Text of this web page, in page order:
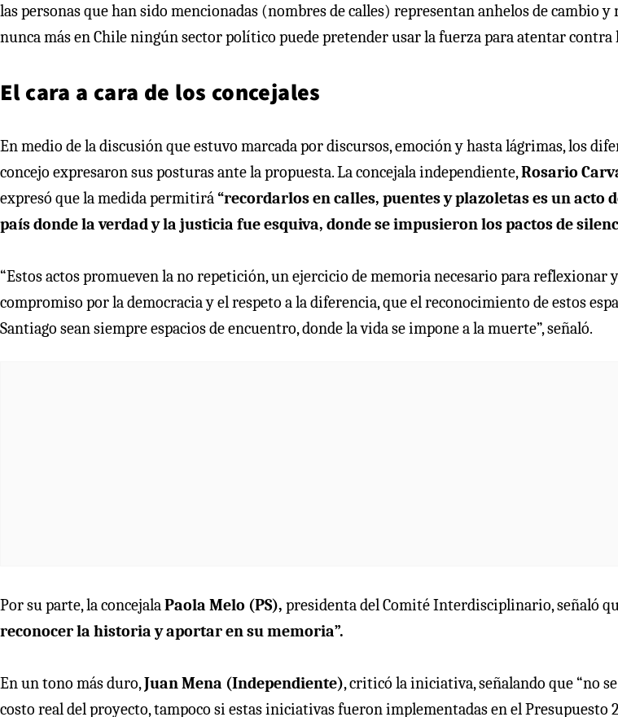
las personas que han sido mencionadas (nombres de calles) representan anhelos de cambio y
nunca más en Chile ningún sector político puede pretender usar la fuerza para atentar contra
El cara a cara de los concejales
En medio de la discusión que estuvo marcada por discursos, emoción y hasta lágrimas, los
concejo expresaron sus posturas ante la propuesta. La concejala independiente,Rosario
expresó que la medida permitirá“recordarlos en calles, puentes y plazoletas es un acto
país donde la verdad y la justicia fue esquiva, donde se impusieron los pactos de
“Estos actos promueven la no repetición, un ejercicio de memoria necesario para reflexionar
compromiso por la democracia y el respeto a la diferencia, que el reconocimiento de estos
Santiago sean siempre espacios de encuentro, donde la vida se impone a la muerte”, señaló.
Por su parte, la concejalaPaola Melo (PS), presidenta del Comité Interdisciplinario, señaló
reconocer la historia y aportar en su memoria”.
En un tono más duro,Juan Mena (Independiente), criticó la iniciativa, señalando que “no
costo real del proyecto, tampoco si estas iniciativas fueron implementadas en el Presupuesto